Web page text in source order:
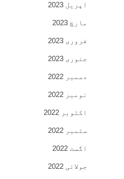
اپریل 2023
مارچ 2023
فروری 2023
جنوری 2023
دسمبر 2022
نومبر 2022
اکتوبر 2022
ستمبر 2022
اگست 2022
جولائی 2022